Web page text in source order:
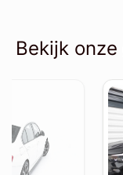
Bekijk onze